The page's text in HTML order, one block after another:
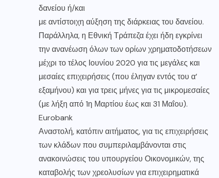
δανείου ή/και
με αντίστοιχη αύξηση της διάρκειας του δανείου.
Παράλληλα, η Εθνική Τράπεζα έχει ήδη εγκρίνει
την ανανέωση όλων των ορίων χρηματοδοτήσεων
μέχρι το τέλος Ιουνίου 2020 για τις μεγάλες και
μεσαίες επιχειρήσεις (που έληγαν εντός του α’
εξαμήνου) και για τρεις μήνες για τις μικρομεσαίες
(με λήξη από 1η Μαρτίου έως και 31 Μαΐου).
Eurobank
Αναστολή, κατόπιν αιτήματος, για τις επιχειρήσεις
των κλάδων που συμπεριλαμβάνονται στις
ανακοινώσεις του υπουργείου Οικονομικών, της
καταβολής των χρεολυσίων για επιχειρηματικά